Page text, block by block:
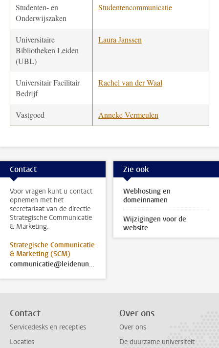
Studenten- en
Onderwijszaken
Studentencommunicatie
Universitaire
Bibliotheken Leiden
(UBL)
Laura Janssen
Universitair Facilitair
Bedrijf
Rachel van der Waal
Vastgoed Anneke Vermeulen
Contact
Voor vragen kunt u contact
opnemen met het
secretariaat van de directie
Strategische Communicatie
& Marketing.
Strategische Communicatie
& Marketing (SCM)
communicatie@leidenuniv.nl
Zie ook
Webhosting en
domeinnamen
Wijzigingen voor de
website
Contact
Servicedesks en recepties
Locaties
Over ons
Over ons
De duurzame universiteit